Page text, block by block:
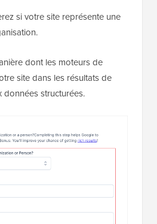
si votre site représente une
dont les moteurs de
site dans les résultats de
données structurées.